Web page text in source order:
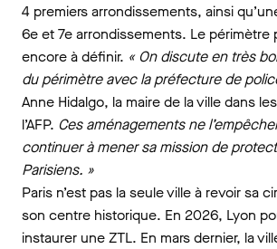
4 premiers arrondissements, ainsi
6e et 7e arrondissements. Le périmètre
encore à définir. « On discute en très
du périmètre avec la préfecture de
Anne Hidalgo, la maire de la ville dans
l’AFP. Ces aménagements ne
continuer à mener sa mission de
Parisiens. »
Paris n’est pas la seule ville à revoir sa
son centre historique. En 2026, Lyon
instaurer une ZTL. En mars dernier, la